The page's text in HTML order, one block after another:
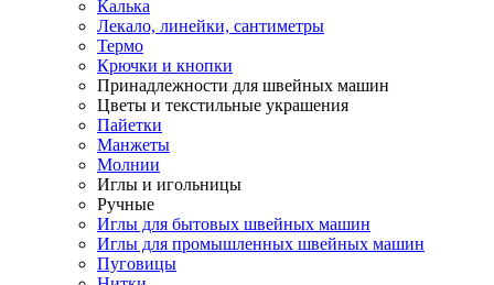
Калька
Лекало, линейки, сантиметры
Термо
Крючки и кнопки
Принадлежности для швейных машин
Цветы и текстильные украшения
Пайетки
Манжеты
Молнии
Иглы и игольницы
Ручные
Иглы для бытовых швейных машин
Иглы для промышленных швейных машин
Пуговицы